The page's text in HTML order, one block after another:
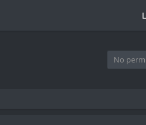
No